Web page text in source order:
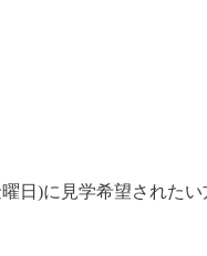
日)に見学希望された